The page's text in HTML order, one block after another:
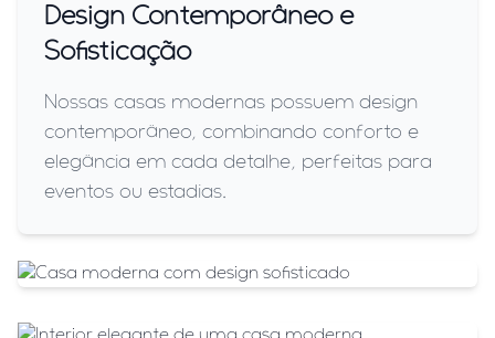
Design Contemporâneo e
Sofisticação
Nossas casas modernas possuem design
contemporâneo, combinando conforto e
elegância em cada detalhe, perfeitas para
eventos ou estadias.